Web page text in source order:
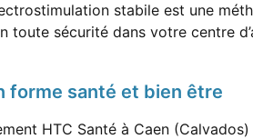
stabile est une
sécurité dans votre centre
forme santé et bien être
HTC Santé à Caen